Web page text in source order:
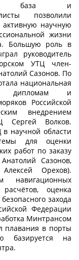
база и
позволили
научную
жизни
Большую роль в
руководитель
УТЦ член-
Сазонов. По
национальная
дипломам и
Российской
внедрением
Сергей Волков.
научной области
для оценки
работ по заказу
Сазонов,
Орехов).
навигационных
оценка
захода
Федерации
Минтрансом
плавания в порты
базируется на